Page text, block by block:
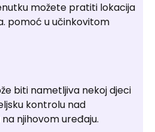
možete pratiti lokacija
pomoć u učinkovitom
biti nametljiva nekoj djeci
kontrolu nad
njihovom uređaju.